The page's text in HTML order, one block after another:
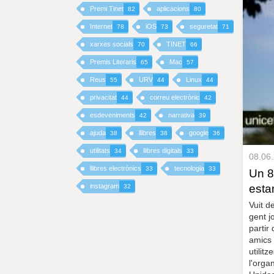
I
N
C
I
P
A
L
Un
Vuit
gent
partir
amics
Premi Tinet 82 aplicacions 80
Internet 78 iOS 73 seguretat 71
xarxes socials 70 TINET 66
Premis Literaris 65 Mac 57
Reus 55 URV 44 Linux 44
privacitat 44 correu electrònic 42
esdeveniments 42 narrativa 39
ajuda 38 llibres 38 google 36
utilitats 34 llibres digitals 33
llibres electrònics 33 tecnologia 33
instagram 32